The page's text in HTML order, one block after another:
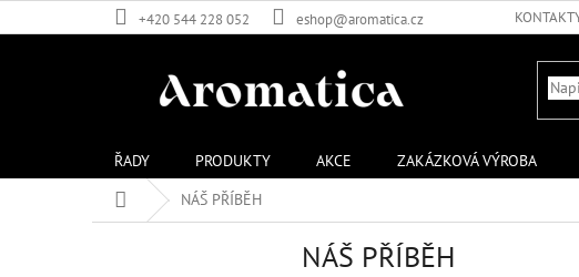
na
+420 544 228 052 eshop@aromatica.cz
ŘADY PRODUKTY AKCE ZAKÁZKOVÁ VÝROBA
Domů
NÁŠ PŘÍBĚH
NÁŠ PŘÍBĚH